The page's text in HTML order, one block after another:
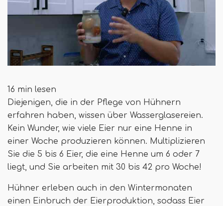
16 min lesen
Diejenigen, die in der Pflege von Hühnern
erfahren haben, wissen über Wasserglasereien.
Kein Wunder, wie viele Eier nur eine Henne in
einer Woche produzieren können. Multiplizieren
Sie die 5 bis 6 Eier, die eine Henne um 6 oder 7
liegt, und Sie arbeiten mit 30 bis 42 pro Woche!
Hühner erleben auch in den Wintermonaten
einen Einbruch der Eierproduktion, sodass Eier